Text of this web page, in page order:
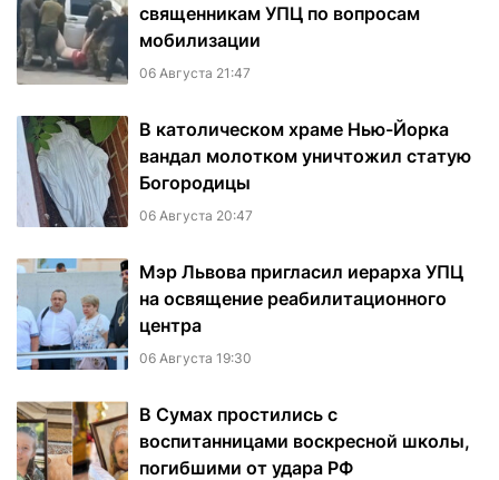
священникам УПЦ по вопросам
мобилизации
06 Августа 21:47
В католическом храме Нью-Йорка
вандал молотком уничтожил статую
Богородицы
06 Августа 20:47
Мэр Львова пригласил иерарха УПЦ
на освящение реабилитационного
центра
06 Августа 19:30
В Сумах простились с
воспитанницами воскресной школы,
погибшими от удара РФ